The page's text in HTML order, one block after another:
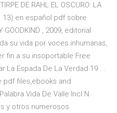
DE RAHL EL OSCURO: LA
13) en español pdf sobre
, 2009, editorial
su vida por voces inhumanas,
fin a su insoportable Free
La Espada De La Verdad 19 ...
pdf files,ebooks and
Vida De Valle Incl N
y otros numerosos